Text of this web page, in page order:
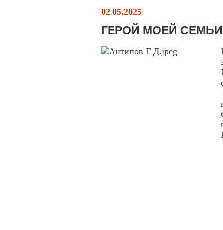
02.05.2025
ГЕРОЙ МОЕЙ СЕМЬИ